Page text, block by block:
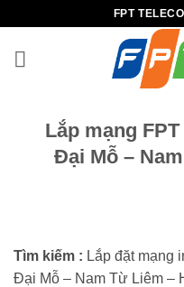
nội
FPT
Lắp mạng
Đại Mỗ –
Tìm kiếm : Lắp đặt mạng
Đại Mỗ – Nam Từ Liêm –